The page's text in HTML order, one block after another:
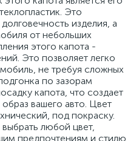
Это
изделия, а
от небольших
этого капота -
Это позволяет легко
не требуя сложных
по зазорам
капота, что создает
вашего авто. Цвет
под покраску.
любой цвет,
предпочтениям и стилю